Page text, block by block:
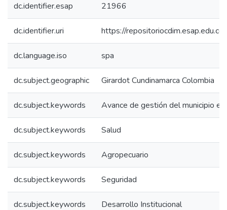
dc.identifier.esap 21966
dc.identifier.uri https://
dc.language.iso spa
dc.subject.geographic Girardot Cundinamarca Colombia
dc.subject.keywords Avance de gestión del municipio
dc.subject.keywords Salud
dc.subject.keywords Agropecuario
dc.subject.keywords Seguridad
dc.subject.keywords Desarrollo Institucional